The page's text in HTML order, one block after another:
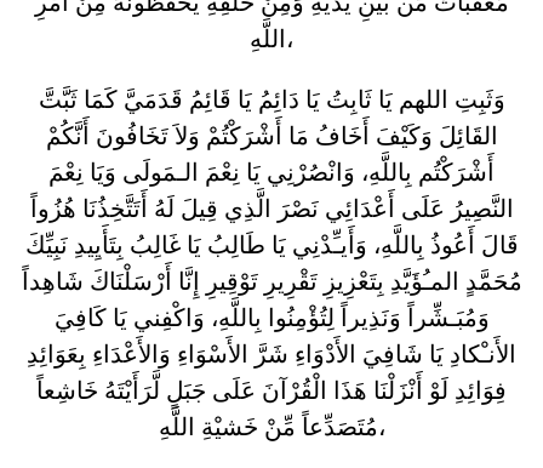
اللَّهِ،
وَثَبِتِ اللهم يَا ثَابِتُ يَا دَائِمُ يَا قَائِمُ قَدَمَيَّ كَمَا ثَبَّتَّ
القَائِلَ وَكَيْفَ أَخَافُ مَا أَشْرَكْتُمْ وَلاَ تَخَافُونَ أَنَّكُمْ
أَشْرَكْتُم بِاللَّهِ، وَانْصُرْنِي يَا نِعْمَ الـمَولَى وَيَا نِعْمَ
النَّصِيرُ عَلَى أَعْدَائِي نَصْرَ الَّذِي قِيلَ لَهُ أَتَتَّخِذُنَا هُزُواً
قَالَ أَعُوذُ بِاللَّهِ، وَأَيـِّدْنِي يَا طَالِبُ يَا غَالِبُ بِتَأَيِيدِ نَبِيِّكَ
مُحَمَّدٍ المـُؤَيَّدِ بِتَعْزِيزِ تَقْرِيرِ تَوْقِيرِ إِنَّا أَرْسَلْنَاكَ شَاهِداً
وَمُبَـشِّراً وَنَذِيراً لِتُؤْمِنُوا بِاللَّهِ، وَاكْفِني يَا كَافِيَ
الأَنـْكادِ يَا شَافِيَ الأَدْوَاءِ شَرَّ الأَسْوَاءِ وَالأَعْدَاءِ بِعَوَائِدِ
فِوَائِدِ لَوْ أَنْزَلْنَا هَذَا الْقُرْآنَ عَلَى جَبَلٍ لَّرَأَيْتَهُ خَاشِعاً
مُتَصَدِّعاً مِّنْ خَشيْةِ اللَّهِ،